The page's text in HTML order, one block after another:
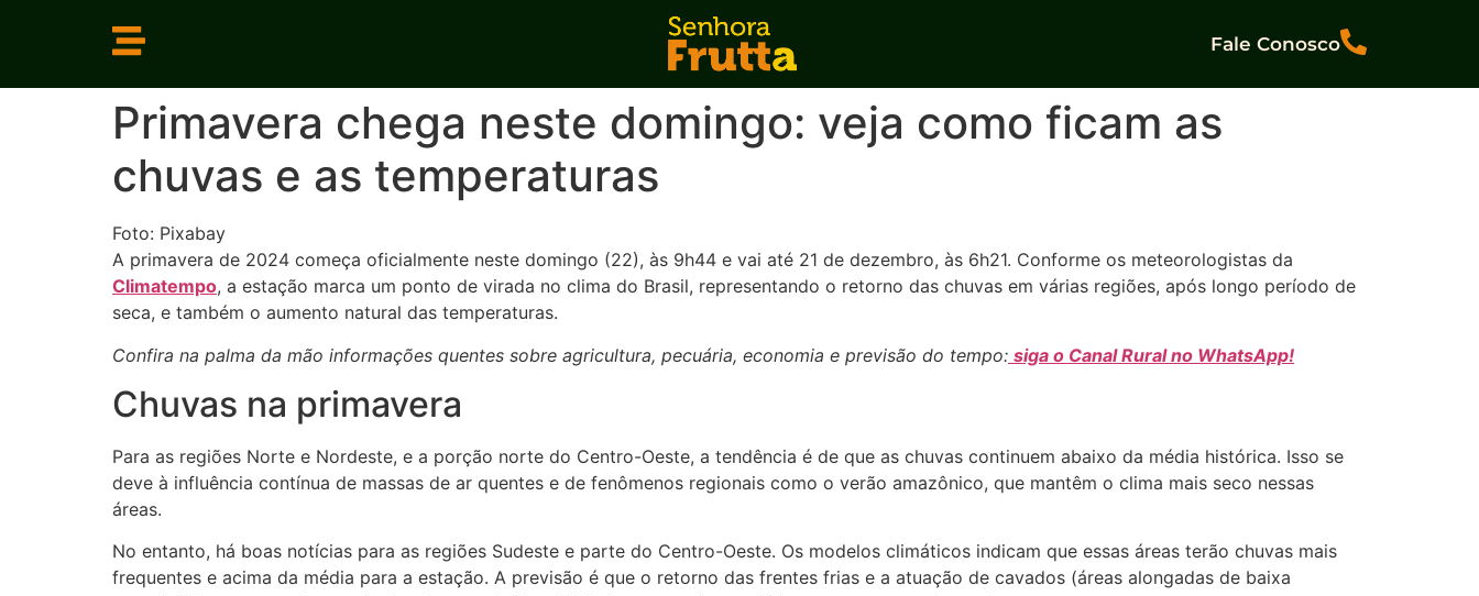
Fale Conosco
Primavera chega neste domingo: veja como ficam as
chuvas e as temperaturas
Foto: Pixabay
A primavera de 2024 começa oficialmente neste domingo (22), às 9h44 e vai até 21 de dezembro, às 6h21. Conforme os meteorologistas da
Climatempo, a estação marca um ponto de virada no clima do Brasil, representando o retorno das chuvas em várias regiões, após longo período de
seca, e também o aumento natural das temperaturas.
Confira na palma da mão informações quentes sobre agricultura, pecuária, economia e previsão do tempo: siga o Canal Rural no WhatsApp!
Chuvas na primavera
Para as regiões Norte e Nordeste, e a porção norte do Centro-Oeste, a tendência é de que as chuvas continuem abaixo da média histórica. Isso se
deve à influência contínua de massas de ar quentes e de fenômenos regionais como o verão amazônico, que mantêm o clima mais seco nessas
áreas.
No entanto, há boas notícias para as regiões Sudeste e parte do Centro-Oeste. Os modelos climáticos indicam que essas áreas terão chuvas mais
frequentes e acima da média para a estação. A previsão é que o retorno das frentes frias e a atuação de cavados (áreas alongadas de baixa